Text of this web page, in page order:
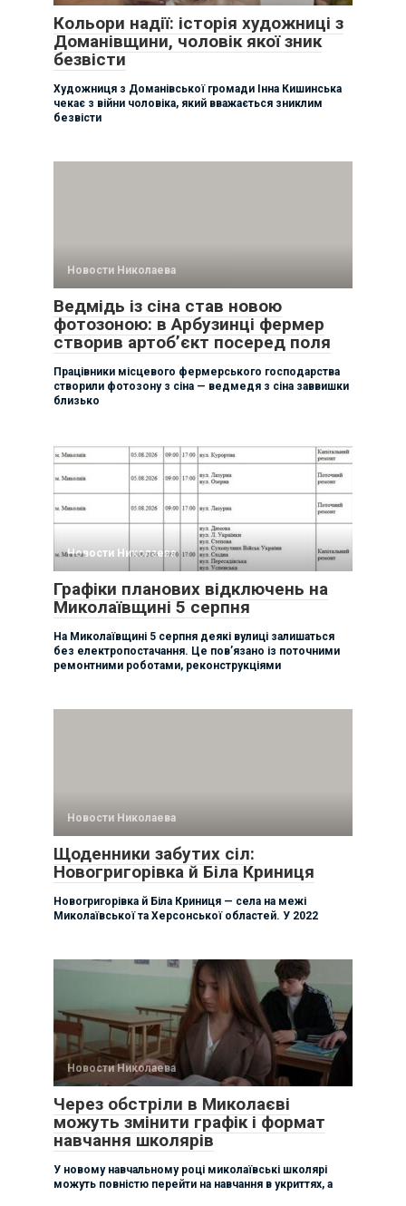
Кольори надії: історія художниці з
Доманівщини, чоловік якої зник
безвісти
Художниця з Доманівської громади Інна Кишинська
чекає з війни чоловіка, який вважається зниклим
безвісти
Новости Николаева
Ведмідь із сіна став новою
фотозоною: в Арбузинці фермер
створив артоб’єкт посеред поля
Працівники місцевого фермерського господарства
створили фотозону з сіна — ведмедя з сіна заввишки
близько
Новости Николаева
Графіки планових відключень на
Миколаївщині 5 серпня
На Миколаївщині 5 серпня деякі вулиці залишаться
без електропостачання. Це пов’язано із поточними
ремонтними роботами, реконструкціями
Новости Николаева
Щоденники забутих сіл:
Новогригорівка й Біла Криниця
Новогригорівка й Біла Криниця — села на межі
Миколаївської та Херсонської областей. У 2022
Новости Николаева
Через обстріли в Миколаєві
можуть змінити графік і формат
навчання школярів
У новому навчальному році миколаївські школярі
можуть повністю перейти на навчання в укриттях, а